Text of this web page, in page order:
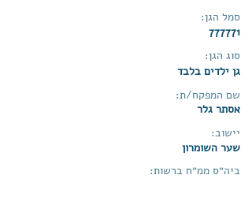
777771
סמל הגן:
גן ילדים בלבד
סוג הגן:
אסתר גלר
שם המפקח/ת:
שער השומרון
יישוב:
ביה״ס ממ״ח ברשות: